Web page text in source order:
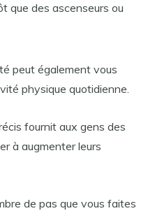
que des ascenseurs ou
peut également vous
physique quotidienne.
fournit aux gens des
à augmenter leurs
de pas que vous faites